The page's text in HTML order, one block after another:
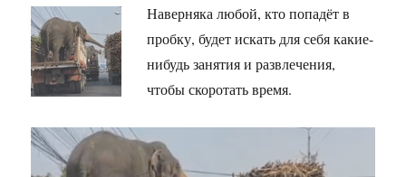
Наверняка любой, кто попадёт в
пробку, будет искать для себя какие-
нибудь занятия и развлечения,
чтобы скоротать время.